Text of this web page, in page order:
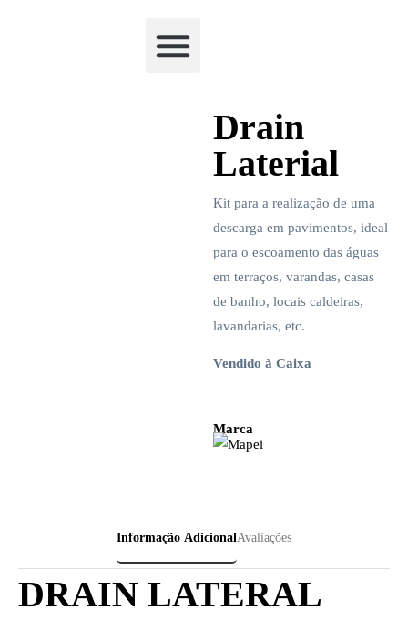
Drain
Laterial
Kit para a realização de uma
descarga em pavimentos, ideal
para o escoamento das águas
em terraços, varandas, casas
de banho, locais caldeiras,
lavandarias, etc.
Vendido à Caixa
Marca
Informação Adicional Avaliações
DRAIN LATERAL